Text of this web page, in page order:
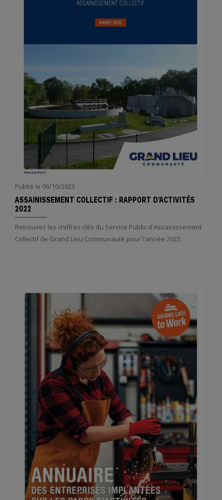
Publié le 06/10/2023
ASSAINISSEMENT COLLECTIF : RAPPORT D'ACTIVITÉS
2022
Retrouvez les chiffres clés du Service Public d'Assainissement
Collectif de Grand Lieu Communauté pour l'année 2022.